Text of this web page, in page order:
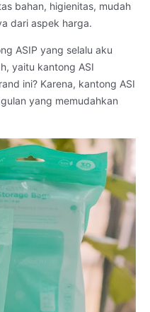
bahan, higienitas, mudah
dari aspek harga.
ASIP yang selalu aku
yaitu kantong ASI
ini? Karena, kantong ASI
yang memudahkan